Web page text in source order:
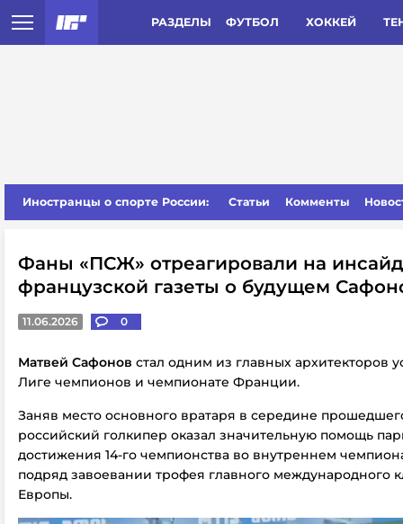
РАЗДЕЛЫ ФУТБОЛ ХОККЕЙ
Иностранцы о спорте России: Статьи Комменты
Фаны «ПСЖ» отреагировали на инсайд
французской газеты о будущем
11.06.2026 0
Матвей Сафонов стал одним из главных архитекторов
Лиге чемпионов и чемпионате Франции.
Заняв место основного вратаря в середине
российский голкипер оказал значительную помощь
достижения 14-го чемпионства во внутреннем
подряд завоевании трофея главного международного
Европы.